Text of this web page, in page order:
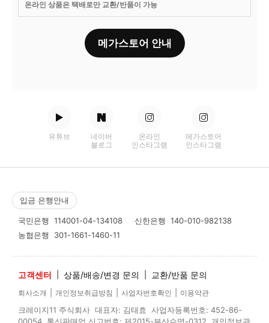
온라인 상품은 택배로만 교환/반품이 가능
메가스토어 안내
유튜브
네이버
블로그
온라인
인스타그램
메가스토어
인스타그램
입금 은행안내
국민은행 114001-04-134108 신한은행 140-010-982138
농협은행 301-1661-1460-11
고객센터 상품/배송/변경 문의 교환/반품 문의
회사소개 개인정보취급방침 사업자번호확인 이용약관
크레이지11 주식회사 대표자: 김태효 사업자등록번호: 452-86-